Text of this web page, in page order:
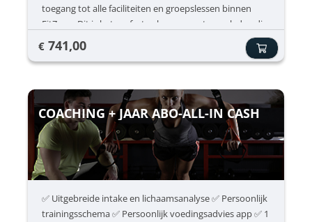
toegang tot alle faciliteiten en groepslessen binnen
FitZone. Dit is het perfecte abonnement voor leden die
graag verschillende soorten trainingen combineren en
hun conditie, kracht en mobiliteit maximaal willen
HYROX. Inclusief ✔ Onbeperkt fitness ✔ Spinning ✔
HIIT ✔ Fitboxing ✔ Pilate
€ 741,00
COACHING + JAAR ABO-ALL-IN CASH
✅ Uitgebreide intake en lichaamsanalyse ✅ Persoonlijk
trainingsschema ✅ Persoonlijk voedingsadvies app ✅ 1